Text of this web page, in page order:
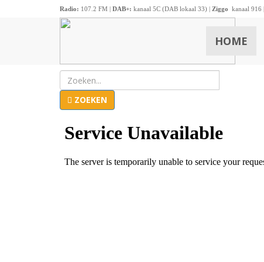
Radio: 107.2 FM | DAB+: kanaal 5C (DAB lokaal 33) | Ziggo kanaal 916 |
HOME
ZOEKEN